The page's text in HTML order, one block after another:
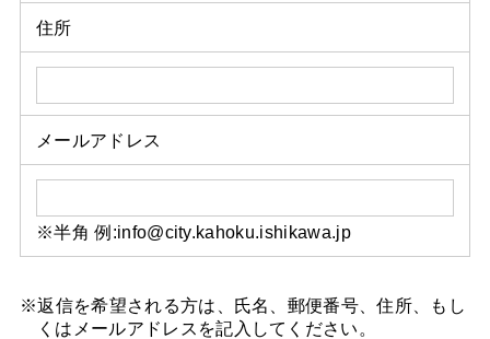
住所
メールアドレス
※半角 例:info@city.kahoku.ishikawa.jp
※返信を希望される方は、氏名、郵便番号、住所、もし
くはメールアドレスを記入してください。